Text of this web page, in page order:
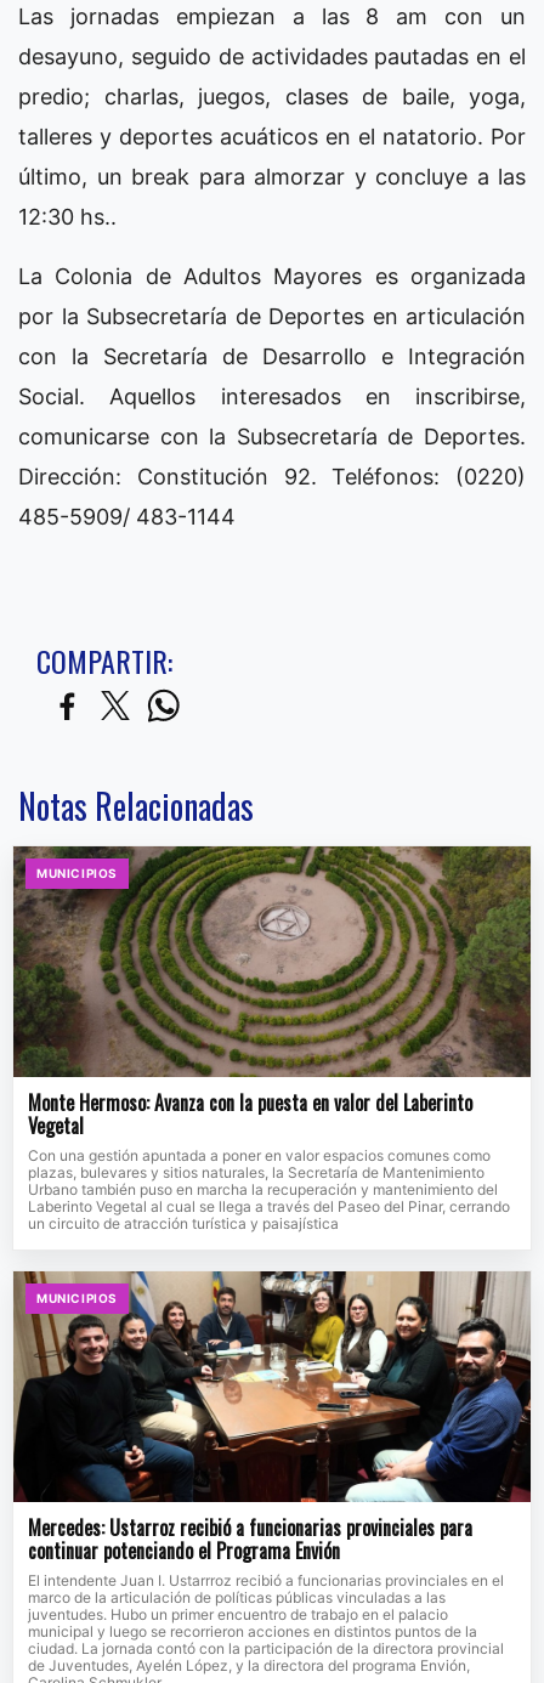
Las jornadas empiezan a las 8 am con un
desayuno, seguido de actividades pautadas en el
predio; charlas, juegos, clases de baile, yoga,
talleres y deportes acuáticos en el natatorio. Por
último, un break para almorzar y concluye a las
12:30 hs..
La Colonia de Adultos Mayores es organizada
por la Subsecretaría de Deportes en articulación
con la Secretaría de Desarrollo e Integración
Social. Aquellos interesados en inscribirse,
comunicarse con la Subsecretaría de Deportes.
Dirección: Constitución 92. Teléfonos: (0220)
485-5909/ 483-1144
COMPARTIR:
Notas Relacionadas
MUNICIPIOS
Monte Hermoso: Avanza con la puesta en valor del Laberinto
Vegetal
Con una gestión apuntada a poner en valor espacios comunes como
plazas, bulevares y sitios naturales, la Secretaría de Mantenimiento
Urbano también puso en marcha la recuperación y mantenimiento del
Laberinto Vegetal al cual se llega a través del Paseo del Pinar, cerrando
un circuito de atracción turística y paisajística
MUNICIPIOS
Mercedes: Ustarroz recibió a funcionarias provinciales para
continuar potenciando el Programa Envión
El intendente Juan I. Ustarrroz recibió a funcionarias provinciales en el
marco de la articulación de políticas públicas vinculadas a las
juventudes. Hubo un primer encuentro de trabajo en el palacio
municipal y luego se recorrieron acciones en distintos puntos de la
ciudad. La jornada contó con la participación de la directora provincial
de Juventudes, Ayelén López, y la directora del programa Envión,